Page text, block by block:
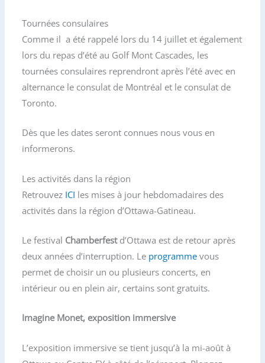
Tournées consulaires
Comme il a été rappelé lors du 14 juillet et également
lors du repas d’été au Golf Mont Cascades, les
tournées consulaires reprendront après l’été avec en
alternance le consulat de Montréal et le consulat de
Toronto.
Dès que les dates seront connues nous vous en
informerons.
Les activités dans la région
Retrouvez ICI les mises à jour hebdomadaires des
activités dans la région d’Ottawa-Gatineau.
Le festival Chamberfest d’Ottawa est de retour après
deux années d’interruption. Le programme vous
permet de choisir un ou plusieurs concerts, en
intérieur ou en plein air, certains sont gratuits.
Imagine Monet, exposition immersive
L’exposition immersive se tient jusqu’à la mi-août à